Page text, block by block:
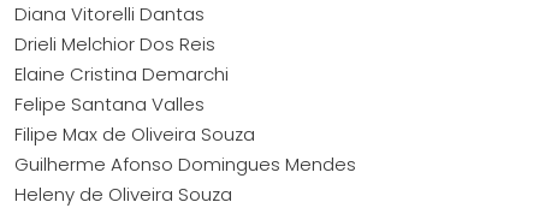
Diana Vitorelli Dantas
Drieli Melchior Dos Reis
Elaine Cristina Demarchi
Felipe Santana Valles
Filipe Max de Oliveira Souza
Guilherme Afonso Domingues Mendes
Heleny de Oliveira Souza